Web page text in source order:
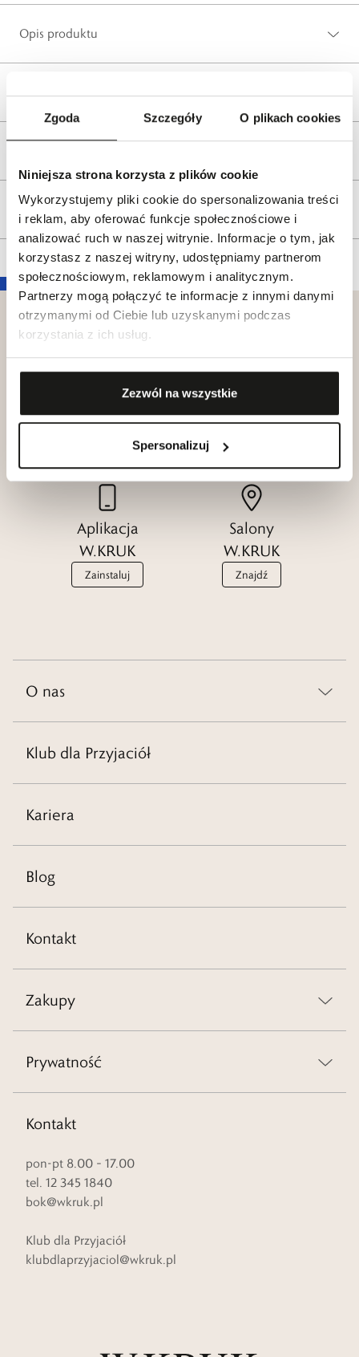
Zgoda Szczegóły O plikach cookies
Niniejsza strona korzysta z plików cookie
Wykorzystujemy pliki cookie do spersonalizowania treści
i reklam, aby oferować funkcje społecznościowe i
analizować ruch w naszej witrynie. Informacje o tym, jak
korzystasz z naszej witryny, udostępniamy partnerom
społecznościowym, reklamowym i analitycznym.
Partnerzy mogą połączyć te informacje z innymi danymi
otrzymanymi od Ciebie lub uzyskanymi podczas
korzystania z ich usług.
Zezwól na wszystkie
Spersonalizuj
Opis produktu
Wysyłka
Tagi
Przyjaciół
W.KRUK
Katalogi
W.KRUK
Aplikacja
W.KRUK
Zainstaluj
Salony
W.KRUK
Znajdź
O nas
Klub dla Przyjaciół
Kariera
Blog
Kontakt
Zakupy
Prywatność
Kontakt
pon-pt 8.00 – 17.00
tel. 12 345 1840
bok@wkruk.pl
Klub dla Przyjaciół
klubdlaprzyjaciol@wkruk.pl